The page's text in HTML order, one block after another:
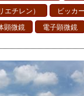
エチレン）
ビッカ
顕微鏡 電子顕微鏡